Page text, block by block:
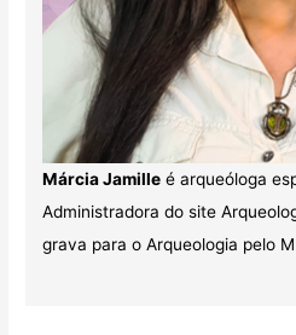
Márcia Jamilleé arqueóloga
Administradora do site
grava para o Arqueologia pelo